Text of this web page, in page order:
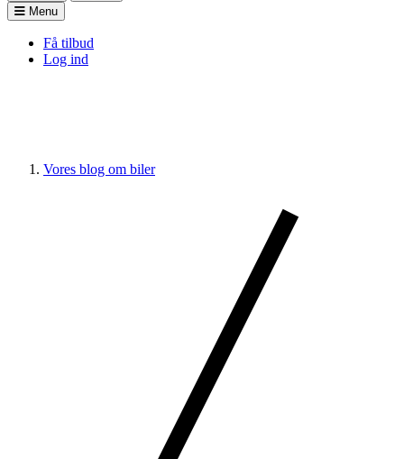
Menu
Få tilbud
Log ind
Vores blog om biler